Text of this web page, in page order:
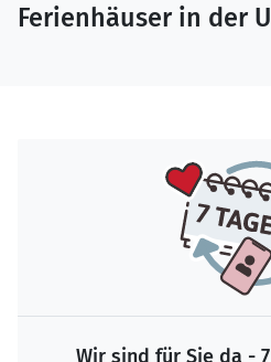
Ferienhäuser in der
Wir sind für Sie da -